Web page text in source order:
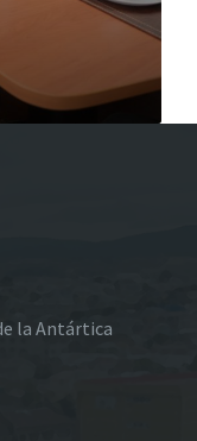
la Antártica